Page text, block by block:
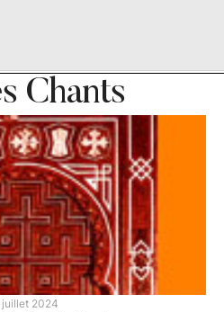
Chants
juillet 2024